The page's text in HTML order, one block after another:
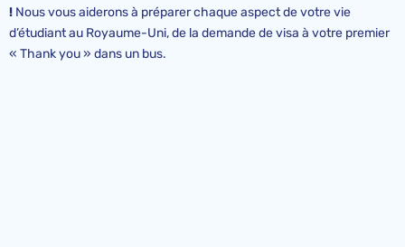
! Nous vous aiderons à préparer chaque aspect de votre vie
d’étudiant au Royaume-Uni, de la demande de visa à votre premier
« Thank you » dans un bus.